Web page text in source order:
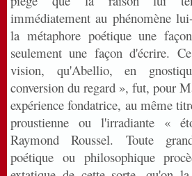
immédiatement au phénomène
la métaphore poétique une
seulement une façon d'écrire.
vision, qu'Abellio, en
conversion du regard », fut, pour
expérience fondatrice, au même
proustienne ou l'irradiante «
Raymond Roussel. Toute
poétique ou philosophique